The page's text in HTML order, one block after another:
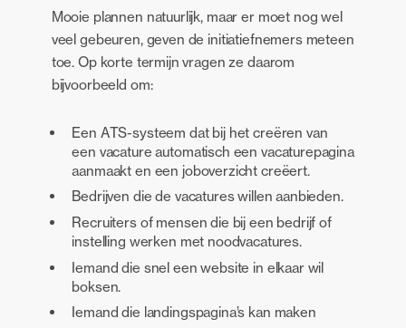
Mooie plannen natuurlijk, maar er moet nog wel
veel gebeuren, geven de initiatiefnemers meteen
toe. Op korte termijn vragen ze daarom
bijvoorbeeld om:
Een ATS-systeem dat bij het creëren van
een vacature automatisch een vacaturepagina
aanmaakt en een joboverzicht creëert.
Bedrijven die de vacatures willen aanbieden.
Recruiters of mensen die bij een bedrijf of
instelling werken met noodvacatures.
Iemand die snel een website in elkaar wil
boksen.
Iemand die landingspagina’s kan maken